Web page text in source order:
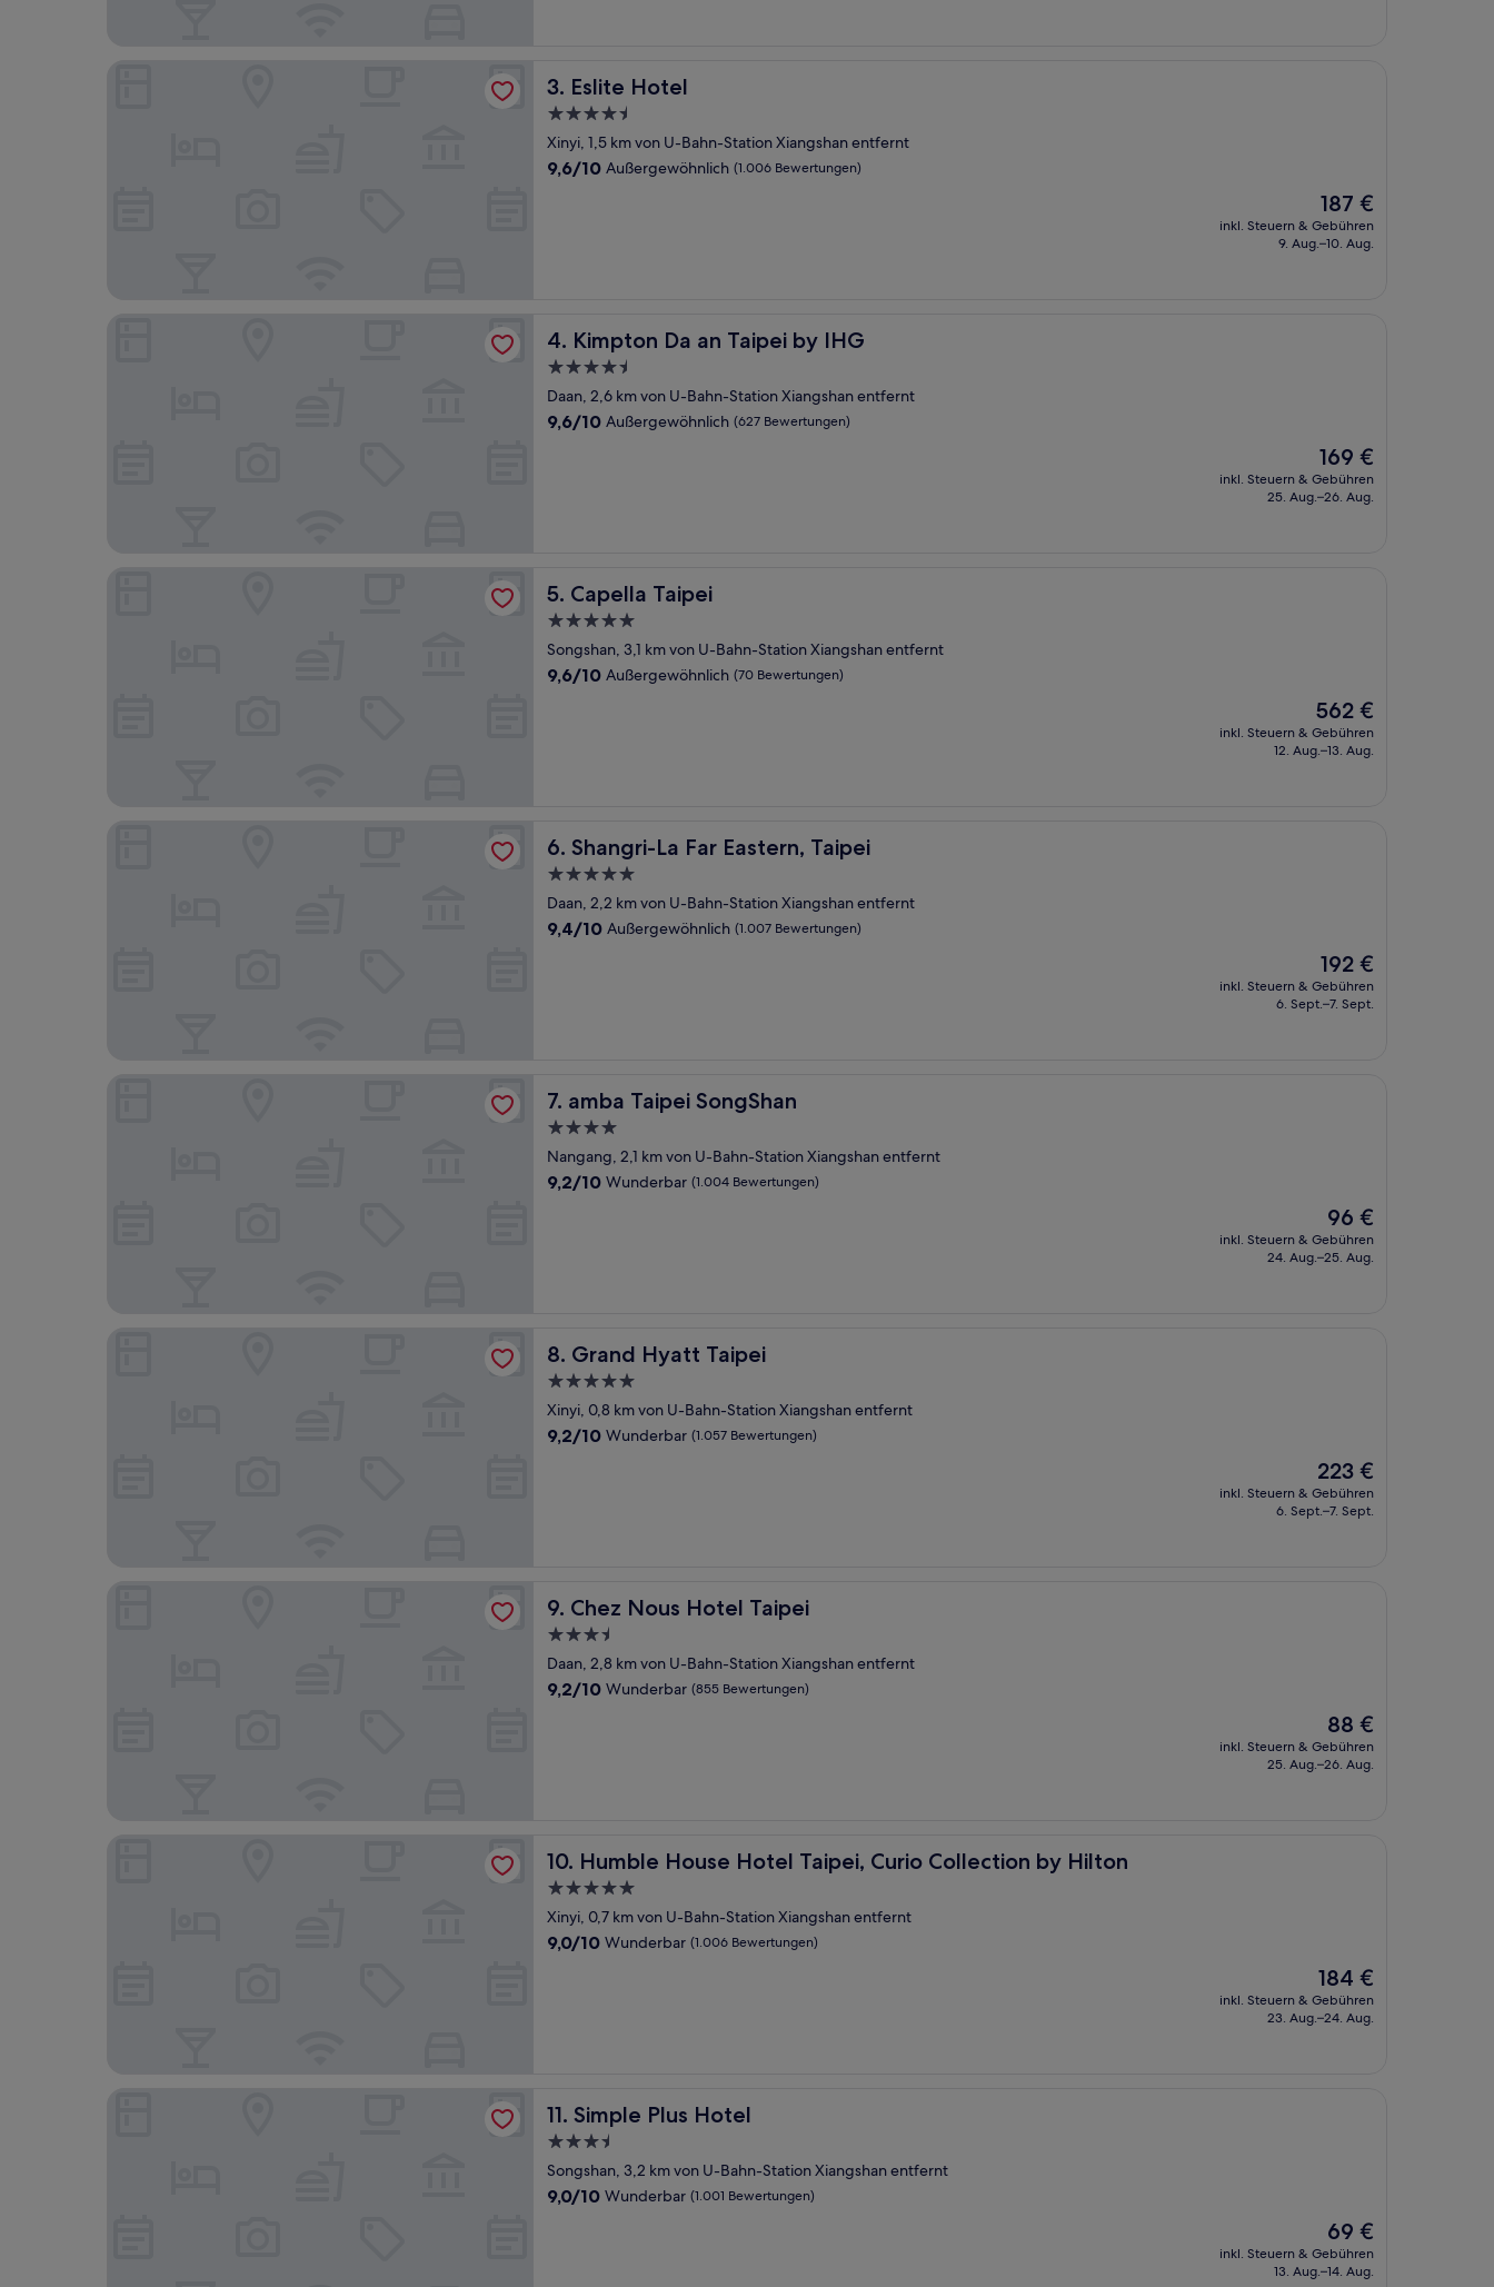
3. Eslite Hotel
Eslite Hotel
4.5-
Sterne-
Unterkunft
Xinyi, 1,5 km von U-Bahn-Station Xiangshan entfernt
9.6
9,6/10 Außergewöhnlich (1.006 Bewertungen)
Der
Preis
beträgt
187 €
inkl. Steuern & Gebühren
9. Aug.–10. Aug.
4. Kimpton Da an Taipei by IHG
Kimpton Da an Taipei by IHG
4.5-
Sterne-
Unterkunft
Daan, 2,6 km von U-Bahn-Station Xiangshan entfernt
9.6
9,6/10 Außergewöhnlich (627 Bewertungen)
Der
Preis
beträgt
169 €
inkl. Steuern & Gebühren
25. Aug.–26. Aug.
5. Capella Taipei
Capella Taipei
5.0-
Sterne-
Unterkunft
Songshan, 3,1 km von U-Bahn-Station Xiangshan entfernt
9.6
9,6/10 Außergewöhnlich (70 Bewertungen)
Der
Preis
beträgt
562 €
inkl. Steuern & Gebühren
12. Aug.–13. Aug.
6. Shangri-La Far Eastern, Taipei
Shangri-La Far Eastern, Taipei
5.0-
Sterne-
Unterkunft
Daan, 2,2 km von U-Bahn-Station Xiangshan entfernt
9.4
9,4/10 Außergewöhnlich (1.007 Bewertungen)
Der
Preis
beträgt
192 €
inkl. Steuern & Gebühren
6. Sept.–7. Sept.
7. amba Taipei SongShan
amba Taipei SongShan
4.0-
Sterne-
Unterkunft
Nangang, 2,1 km von U-Bahn-Station Xiangshan entfernt
9.2
9,2/10 Wunderbar (1.004 Bewertungen)
Der
Preis
beträgt
96 €
inkl. Steuern & Gebühren
24. Aug.–25. Aug.
8. Grand Hyatt Taipei
Grand Hyatt Taipei
5.0-
Sterne-
Unterkunft
Xinyi, 0,8 km von U-Bahn-Station Xiangshan entfernt
9.2
9,2/10 Wunderbar (1.057 Bewertungen)
Der
Preis
beträgt
223 €
inkl. Steuern & Gebühren
6. Sept.–7. Sept.
9. Chez Nous Hotel Taipei
Chez Nous Hotel Taipei
3.5-
Sterne-
Unterkunft
Daan, 2,8 km von U-Bahn-Station Xiangshan entfernt
9.2
9,2/10 Wunderbar (855 Bewertungen)
Der
Preis
beträgt
88 €
inkl. Steuern & Gebühren
25. Aug.–26. Aug.
10. Humble House Hotel Taipei, Curio Collection by Hilton
Humble House Hotel Taipei, Curio Collection by Hilton
5.0-
Sterne-
Unterkunft
Xinyi, 0,7 km von U-Bahn-Station Xiangshan entfernt
9.0
9,0/10 Wunderbar (1.006 Bewertungen)
Der
Preis
beträgt
184 €
inkl. Steuern & Gebühren
23. Aug.–24. Aug.
Humble House Hotel Taipei, Curio Collection by Hilton
11. Simple Plus Hotel
Simple Plus Hotel
3.5-
Sterne-
Unterkunft
Songshan, 3,2 km von U-Bahn-Station Xiangshan entfernt
9.0
9,0/10 Wunderbar (1.001 Bewertungen)
Der
Preis
beträgt
69 €
inkl. Steuern & Gebühren
13. Aug.–14. Aug.